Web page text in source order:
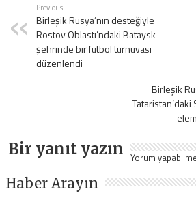
Previous
Birleşik Rusya’nın desteğiyle
Rostov Oblastı’ndaki Bataysk
şehrinde bir futbol turnuvası
düzenlendi
Birleşik
Bir yanıt yazın Yorum
Haber Arayın